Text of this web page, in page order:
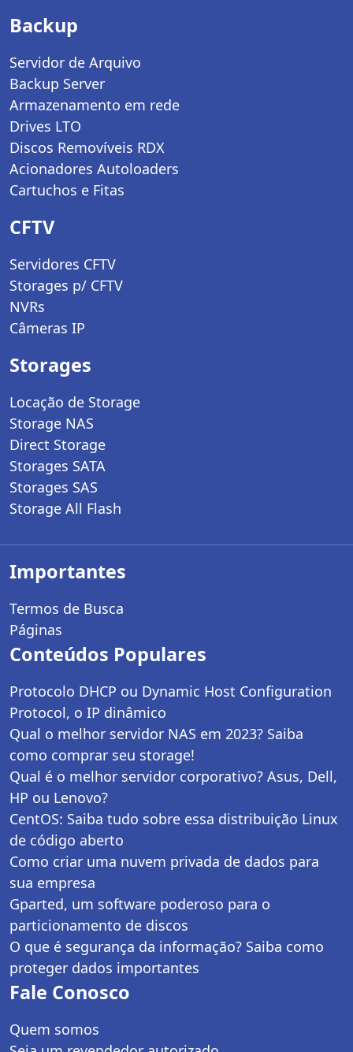
Backup
Servidor de Arquivo
Backup Server
Armazenamento em rede
Drives LTO
Discos Removíveis RDX
Acionadores Autoloaders
Cartuchos e Fitas
CFTV
Servidores CFTV
Storages p/ CFTV
NVRs
Câmeras IP
Storages
Locação de Storage
Storage NAS
Direct Storage
Storages SATA
Storages SAS
Storage All Flash
Importantes
Termos de Busca
Páginas
Conteúdos Populares
Protocolo DHCP ou Dynamic Host Configuration
Protocol, o IP dinâmico
Qual o melhor servidor NAS em 2023? Saiba
como comprar seu storage!
Qual é o melhor servidor corporativo? Asus, Dell,
HP ou Lenovo?
CentOS: Saiba tudo sobre essa distribuição Linux
de código aberto
Como criar uma nuvem privada de dados para
sua empresa
Gparted, um software poderoso para o
particionamento de discos
O que é segurança da informação? Saiba como
proteger dados importantes
Fale Conosco
Quem somos